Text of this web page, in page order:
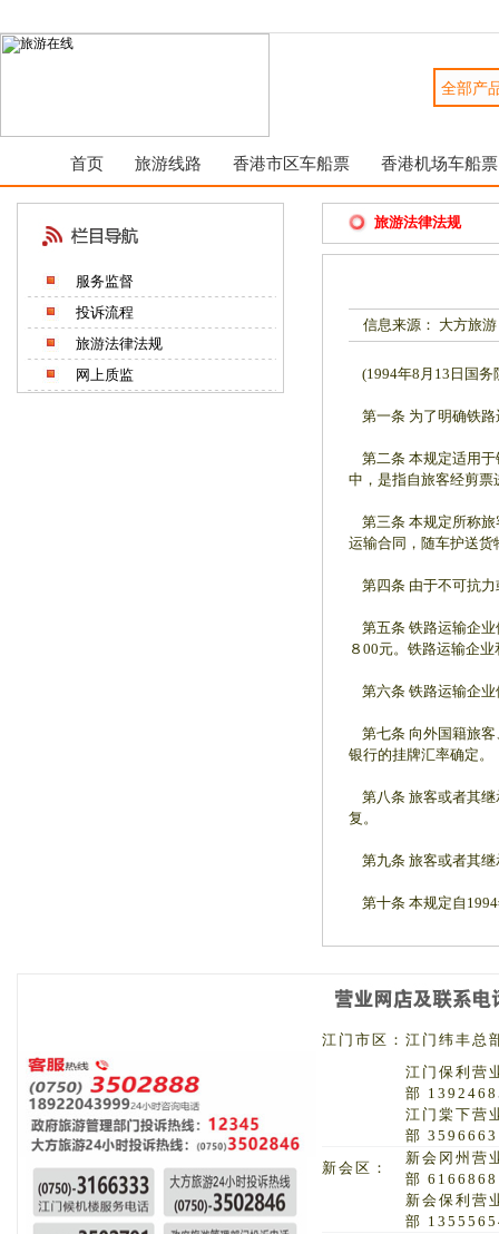
首页 旅游线路 香港市区车船票 香港机场车船票
服务监督
投诉流程
旅游法律法规
网上质监
旅游法律法规
信息来源： 大方旅游
(1994年8月13日国务
第一条 为了明确铁路
第二条 本规定适用于
中，是指自旅客经剪
第三条 本规定所称旅
运输合同，随车护送货
第四条 由于不可抗力
第五条 铁路运输企业
８00元。铁路运输企
第六条 铁路运输企业
第七条 向外国籍旅客
银行的挂牌汇率确定。
第八条 旅客或者其继
复。
第九条 旅客或者其继
第十条 本规定自
江门市区： 江门纬丰总
江门保利营
部
江门棠下营
部 3596663
新会区：
新会冈州营
部 6166868
新会保利营
部